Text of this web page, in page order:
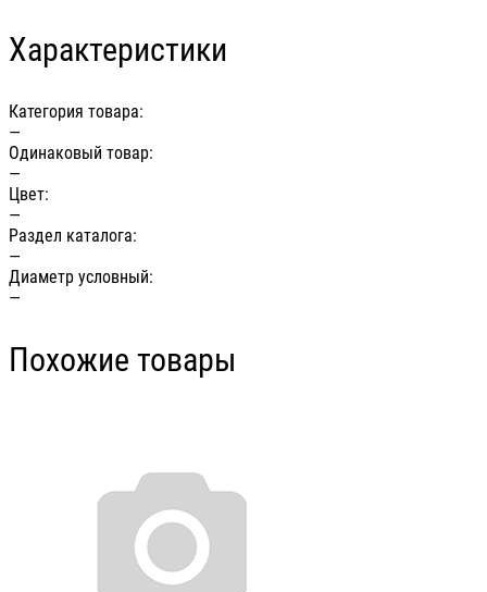
Характеристики
Категория товара:
—
Одинаковый товар:
—
Цвет:
—
Раздел каталога:
—
Диаметр условный:
—
Похожие товары